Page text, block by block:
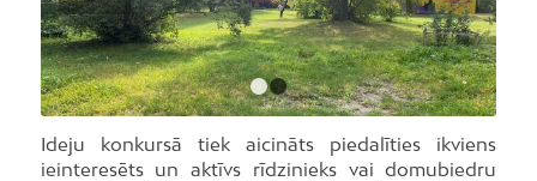
1 2
Ideju konkursā tiek aicināts piedalīties ikviens
ieinteresēts un aktīvs rīdzinieks vai domubiedru